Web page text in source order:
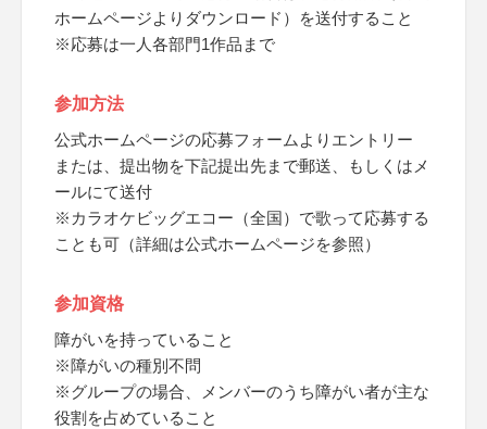
ホームページよりダウンロード）を送付すること
※応募は一人各部門1作品まで
参加方法
公式ホームページの応募フォームよりエントリー
または、提出物を下記提出先まで郵送、もしくはメ
ールにて送付
※カラオケビッグエコー（全国）で歌って応募する
ことも可（詳細は公式ホームページを参照）
参加資格
障がいを持っていること
※障がいの種別不問
※グループの場合、メンバーのうち障がい者が主な
役割を占めていること